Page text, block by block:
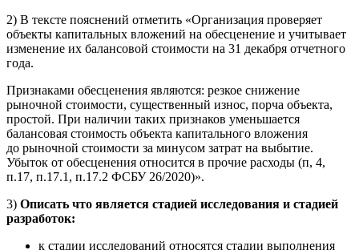
2) В тексте пояснений отметить «Организация проверяет
объекты капитальных вложений на обесценение и учитывает
изменение их балансовой стоимости на 31 декабря отчетного
года.
Признаками обесценения являются: резкое снижение
рыночной стоимости, существенный износ, порча объекта,
простой. При наличии таких признаков уменьшается
балансовая стоимость объекта капитального вложения
до рыночной стоимости за минусом затрат на выбытие.
Убыток от обесценения относится в прочие расходы (п, 4,
п.17, п.17.1, п.17.2 ФСБУ 26/2020)».
3) Описать что является стадией исследования и стадией
разработок:
к стадии исследований относятся стадии выполнения